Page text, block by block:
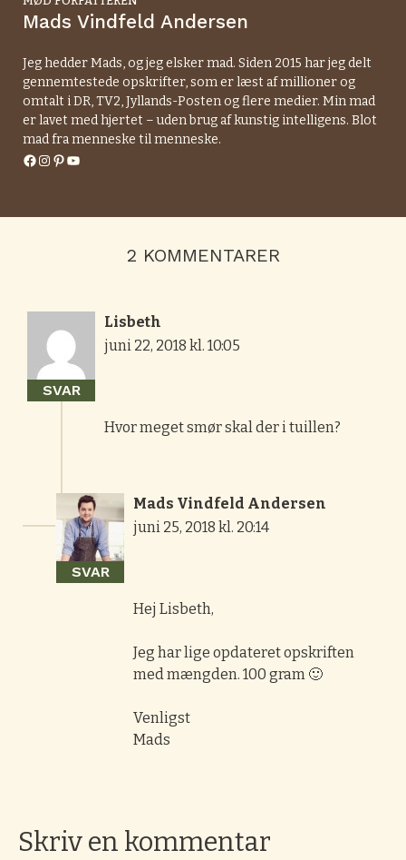
Mads Vindfeld Andersen
Jeg hedder Mads, og jeg elsker mad. Siden 2015 har jeg delt
gennemtestede opskrifter, som er læst af millioner og
omtalt i DR, TV2, Jyllands-Posten og flere medier. Min mad
er lavet med hjertet – uden brug af kunstig intelligens. Blot
mad fra menneske til menneske.
Facebook
Instagram
Pinterest
YouTube
2 KOMMENTARER
SVAR
Lisbeth
juni 22, 2018 kl. 10:05
Hvor meget smør skal der i tuillen?
SVAR
Mads Vindfeld Andersen
juni 25, 2018 kl. 20:14
Hej Lisbeth,
Jeg har lige opdateret opskriften
med mængden. 100 gram 🙂
Venligst
Mads
Skriv en kommentar